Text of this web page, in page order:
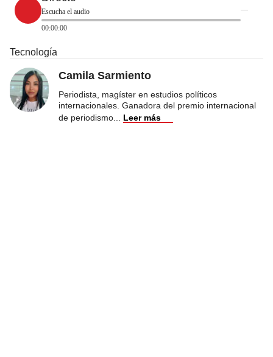
Escucha el audio
00:00:00
Tecnología
Camila Sarmiento
Periodista, magíster en estudios políticos
internacionales. Ganadora del premio internacional
de periodismo
Leer más